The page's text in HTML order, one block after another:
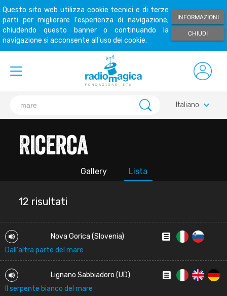
Questo sito web utilizza cookie tecnici e di terze
parti per migliorare l'esperienza di navigazione;
chiudendo questo banner o continuando la
navigazione si acconsente all'uso dei cookie.
INFORMAZIONI
CHIUDI
Italiano keyboard_arrow_down
Ricerca
Gallery Lista
12 risultati
Nova Gorica (Slovenia)
Dall'altra parte del mare
Lignano Sabbiadoro (UD)
Il serpente bianco del mare